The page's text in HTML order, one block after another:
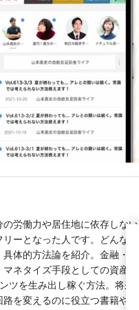
労働力や居住地に依存しない
ーとなった人です。どんな状
体的方法論を紹介。金融・経
ネタイズ手段としての資産運
ツを生み出し稼ぐ方法。将来
を変えるのに役立つ書籍や海